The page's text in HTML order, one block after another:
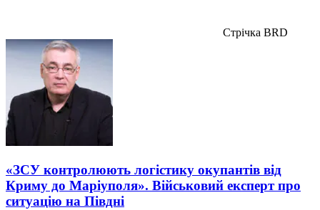
Стрічка BRD
«ЗСУ контролюють логістику окупантів від
Криму до Маріуполя». Військовий експерт про
ситуацію на Півдні